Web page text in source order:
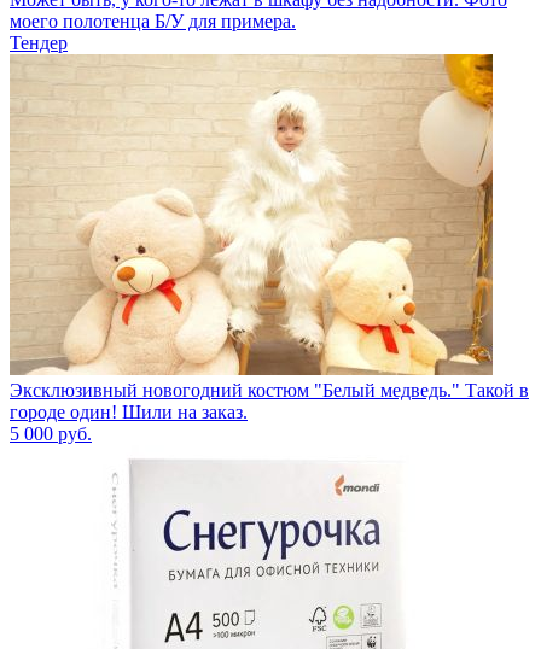
моего полотенца Б/У для примера.
Тендер
Эксклюзивный новогодний костюм "Белый медведь." Такой в
городе один! Шили на заказ.
5 000 руб.